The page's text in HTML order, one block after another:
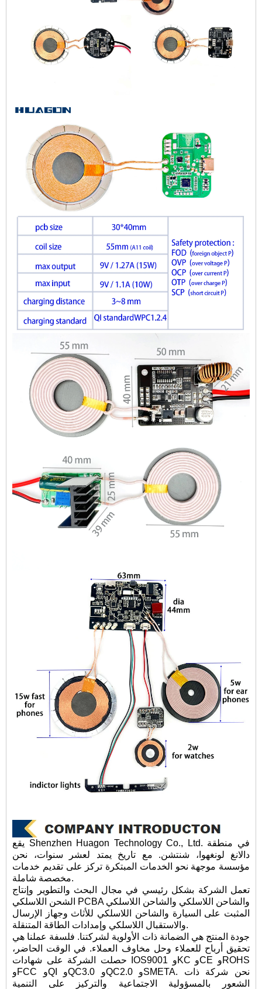
يقع Shenzhen Huagon Technology Co., Ltd. في منطقة
دالانغ لونغهوا، شنتشن. مع تاريخ يمتد لعشر سنوات، نحن
مؤسسة موجهة نحو الخدمات المبتكرة تركز على تقديم خدمات
مخصصة شاملة.
تعمل الشركة بشكل رئيسي في مجال البحث والتطوير وإنتاج
الشحن اللاسلكي PCBA والشاحن اللاسلكي والشاحن اللاسلكي
المثبت على السيارة والشاحن اللاسلكي للأثاث وجهاز الإرسال
والاستقبال اللاسلكي وإمدادات الطاقة المتنقلة.
جودة المنتج هي الضمانة ذات الأولوية لشركتنا. فلسفة عملنا هي
تحقيق أرباح للعملاء وحل مخاوف العملاء. في الوقت الحاضر،
حصلت الشركة على شهادات IOS9001 وKC وCE وROHS
وFCC وQI وQC3.0 وQC2.0 وSMETA. نحن شركة ذات
الشعور بالمسؤولية الاجتماعية والتركيز على التنمية